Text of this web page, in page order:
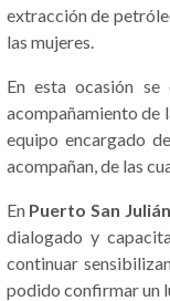
extracción de
las mujeres.
En esta ocasión se
acompañamiento de
equipo encargado
acompañan, de las
En Puerto San Julián
dialogado y
continuar
podido confirmar un